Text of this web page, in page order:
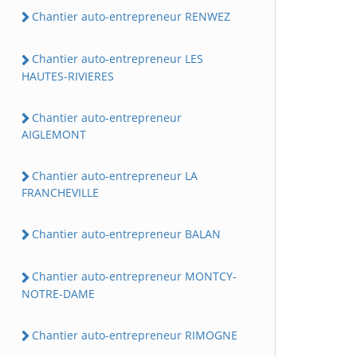
Chantier auto-entrepreneur RENWEZ
Chantier auto-entrepreneur LES
HAUTES-RIVIERES
Chantier auto-entrepreneur
AIGLEMONT
Chantier auto-entrepreneur LA
FRANCHEVILLE
Chantier auto-entrepreneur BALAN
Chantier auto-entrepreneur MONTCY-
NOTRE-DAME
Chantier auto-entrepreneur RIMOGNE